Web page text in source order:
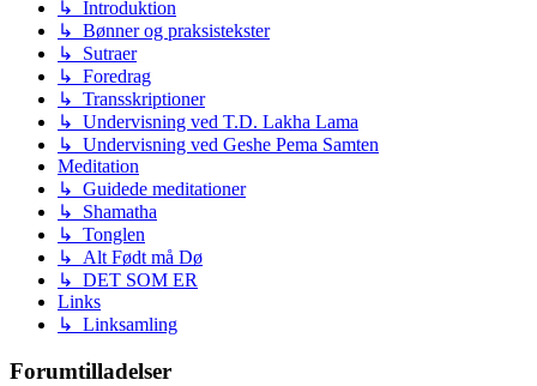
↳ Introduktion
↳ Bønner og praksistekster
↳ Sutraer
↳ Foredrag
↳ Transskriptioner
↳ Undervisning ved T.D. Lakha Lama
↳ Undervisning ved Geshe Pema Samten
Meditation
↳ Guidede meditationer
↳ Shamatha
↳ Tonglen
↳ Alt Født må Dø
↳ DET SOM ER
Links
↳ Linksamling
Forumtilladelser